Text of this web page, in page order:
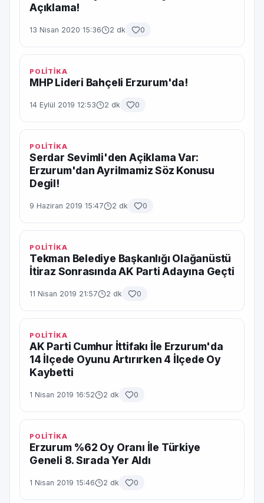
Açıklama!
13 Nisan 2020 15:36 2 dk 0
POLİTİKA
MHP Lideri Bahçeli Erzurum'da!
14 Eylül 2019 12:53 2 dk 0
POLİTİKA
Serdar Sevimli'den Açiklama Var:
Erzurum'dan Ayrilmamiz Söz Konusu
Degil!
9 Haziran 2019 15:47 2 dk 0
POLİTİKA
Tekman Belediye Başkanlığı Olağanüstü
İtiraz Sonrasında AK Parti Adayına Geçti
11 Nisan 2019 21:57 2 dk 0
POLİTİKA
AK Parti Cumhur İttifakı İle Erzurum'da
14 İlçede Oyunu Artırırken 4 İlçede Oy
Kaybetti
1 Nisan 2019 16:52 2 dk 0
POLİTİKA
Erzurum %62 Oy Oranı İle Türkiye
Geneli 8. Sırada Yer Aldı
1 Nisan 2019 15:46 2 dk 0